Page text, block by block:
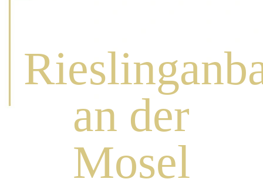
an der
Mosel